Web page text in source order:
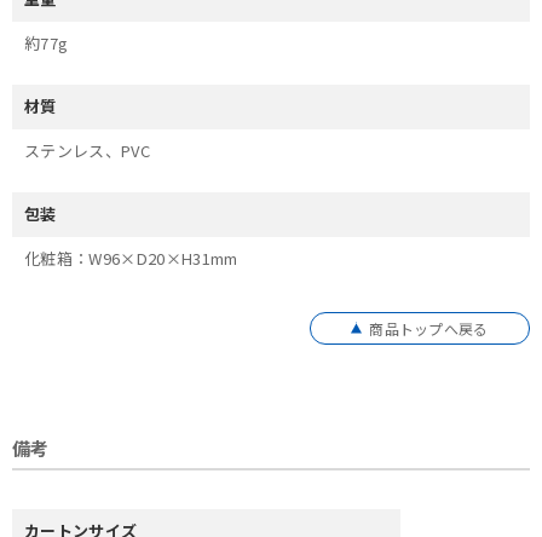
約77g
材質
ステンレス、PVC
包装
化粧箱：W96×D20×H31mm
商品トップへ戻る
備考
カートンサイズ